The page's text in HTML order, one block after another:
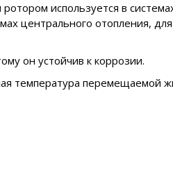
используется в
центрального отопления,
он устойчив к коррозии.
температура перемещаемой